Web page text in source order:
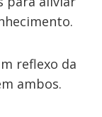
reflexo da
ambos.